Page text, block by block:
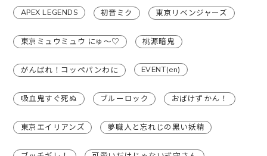
APEX LEGENDS 初音ミク 東京リベンジャーズ
東京ミュウミュウ にゅ〜♡ 桃源暗鬼
がんばれ！コッペパンわに EVENT(en)
吸血鬼すぐ死ぬ ブルーロック おばけずかん！
東京エイリアンズ 夢職人と忘れじの黒い妖精